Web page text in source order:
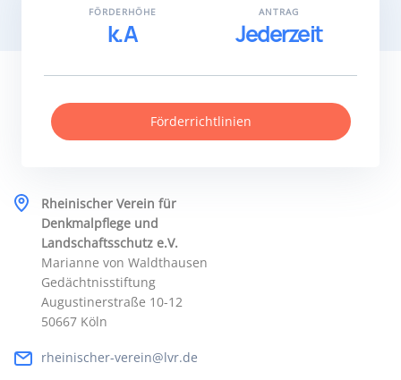
Rheinischer Verein für
Denkmalpflege und
Landschaftsschutz e.V.
Marianne von Waldthausen
Gedächtnisstiftung
Augustinerstraße 10-12
50667 Köln
rheinischer-verein@lvr.de
FÖRDERHÖHE
k.A
ANTRAG
Jederzeit
Förderrichtlinien